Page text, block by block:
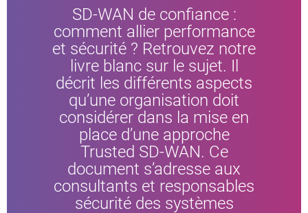
SD-WAN de confiance :
comment allier performance
et sécurité ? Retrouvez notre
livre blanc sur le sujet. Il
décrit les différents aspects
qu’une organisation doit
considérer dans la mise en
place d’une approche
Trusted SD-WAN. Ce
document s’adresse aux
consultants et responsables
sécurité des systèmes